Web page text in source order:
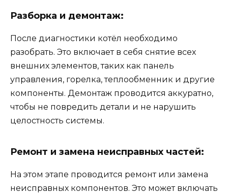
Разборка и демонтаж:
После диагностики котёл необходимо
разобрать. Это включает в себя снятие всех
внешних элементов, таких как панель
управления, горелка, теплообменник и другие
компоненты. Демонтаж проводится аккуратно,
чтобы не повредить детали и не нарушить
целостность системы.
Ремонт и замена неисправных частей:
На этом этапе проводится ремонт или замена
неисправных компонентов. Это может включать